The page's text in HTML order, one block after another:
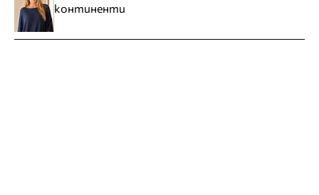
континенти